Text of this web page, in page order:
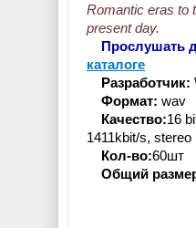
Romantic eras to
present day.
Прослушать
каталоге
Разработчик:
Формат: wav
Качество:16
1411kbit/s, stereo
Кол-во:60шт
Общий